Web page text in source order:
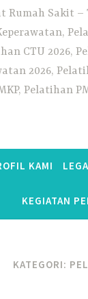
Rumah Sakit
CTU 2026,
2026,
Pelatihan
KAMI
KEGIATAN
KATEGORI: